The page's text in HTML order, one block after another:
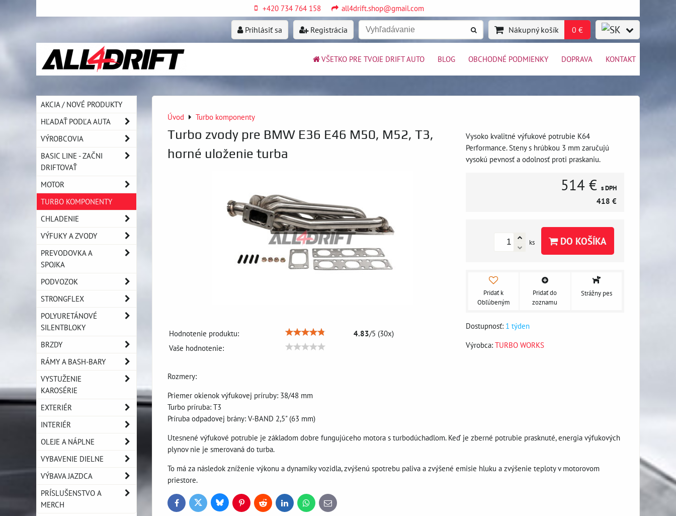
+420 734 764 158 all4drift.shop@gmail.com
Prihlásiť sa Registrácia Nákupný košík 0 €
VŠETKO PRE TVOJE DRIFT AUTO BLOG OBCHODNÉ PODMIENKY DOPRAVA KONTAKT
Úvod Turbo komponenty
Turbo zvody pre BMW E36 E46 M50, M52, T3,
horné uloženie turba
Hodnotenie produktu: 4.83/5 (30x)
Vaše hodnotenie:
Vysoko kvalitné výfukové potrubie K64
Performance. Steny s hrúbkou 3 mm zaručujú
vysokú pevnosť a odolnosť proti praskaniu.
514 € s DPH
418 €
ks DO KOŠÍKA
Pridať k
Obľúbeným
Pridať do
zoznamu
Strážny pes
Dostupnosť: 1 týden
Výrobca: TURBO WORKS
Rozmery:
Priemer okienok výfukovej príruby: 38/48 mm
Turbo príruba: T3
Príruba odpadovej brány: V-BAND 2,5" (63 mm)
Utesnené výfukové potrubie je základom dobre fungujúceho motora s turbodúchadlom. Keď je zberné potrubie prasknuté, energia výfukových
plynov nie je smerovaná do turba.
To má za následok zníženie výkonu a dynamiky vozidla, zvýšenú spotrebu paliva a zvýšené emisie hluku a zvýšenie teploty v motorovom
priestore.
FacebookTwitter BlueskyPinterestReddit LinkedInWhatsApp
E-
mail
AKCIA / NOVÉ PRODUKTY
HĽADAŤ PODĽA AUTA
VÝROBCOVIA
BASIC LINE - ZAČNI
DRIFTOVAŤ
MOTOR
TURBO KOMPONENTY
CHLADENIE
VÝFUKY A ZVODY
PREVODOVKA A
SPOJKA
PODVOZOK
STRONGFLEX
POLYURETÁNOVÉ
SILENTBLOKY
BRZDY
RÁMY A BASH-BARY
VYSTUŽENIE
KAROSÉRIE
EXTERIÉR
INTERIÉR
OLEJE A NÁPLNE
VYBAVENIE DIELNE
VÝBAVA JAZDCA
PRÍSLUŠENSTVO A
MERCH